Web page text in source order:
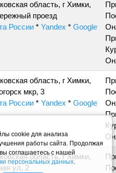
область, г Химки,
проезд
России * Yandex * Google
область, г Химки,
мкр, 3
России * Yandex * Google
область, г Химки,
ул, 2
cookie для анализа
работы сайта. Продолжая
соглашаетесь с нашей
персональных данных.